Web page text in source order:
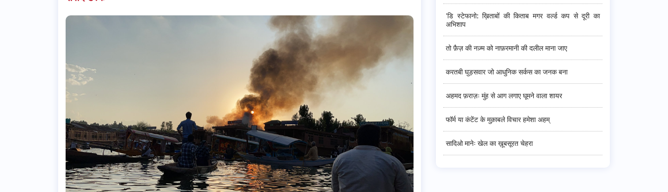
'डि स्टेफानो: ख़िताबों की किताब मगर वर्ल्ड कप से दूरी का
अभिशाप
तो फ़ैज़ की नज़्म को नाफ़रमानी की दलील माना जाए
करतबी घुड़सवार जो आधुनिक सर्कस का जनक बना
अहमद फ़राज़ः मुंह से आग लगाए घूमने वाला शायर
फॉर्म या कंटेंट के मुक़ाबले विचार हमेशा अहम्
सादिओ मानेः खेल का ख़ूबसूरत चेहरा